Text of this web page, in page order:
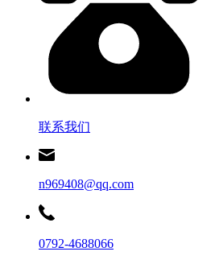
联系我们
n969408@qq.com
0792-4688066